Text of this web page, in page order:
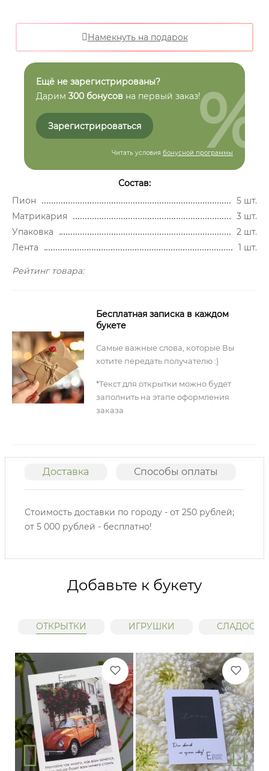
Намекнуть на подарок
Ещё не зарегистрированы?
Дарим 300 бонусов на первый заказ!
Зарегистрироваться
Читать условия бонусной программы
%
Состав:
Пион
5 шт.
Матрикария
3 шт.
Упаковка
2 шт.
Лента
1 шт.
Рейтинг товара:
Бесплатная записка в каждом
букете
Самые важные слова, которые Вы
хотите передать получателю :)
*Текст для открытки можно будет
заполнить на этапе оформления
заказа
Доставка Способы оплаты
Стоимость доставки по городу - от 250 рублей;
от 5 000 рублей - бесплатно!
Добавьте к букету
ОТКРЫТКИ ИГРУШКИ СЛАДОСТИ